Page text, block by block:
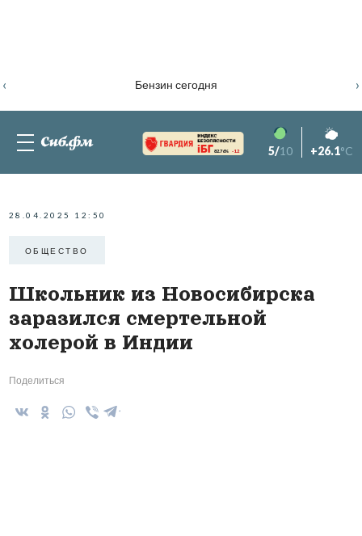
Бензин сегодня
‹ ›
82.76% -1.2 5/10 +26.1°C
28.04.2025 12:50
ОБЩЕСТВО
Школьник из Новосибирска
заразился смертельной
холерой в Индии
Поделиться